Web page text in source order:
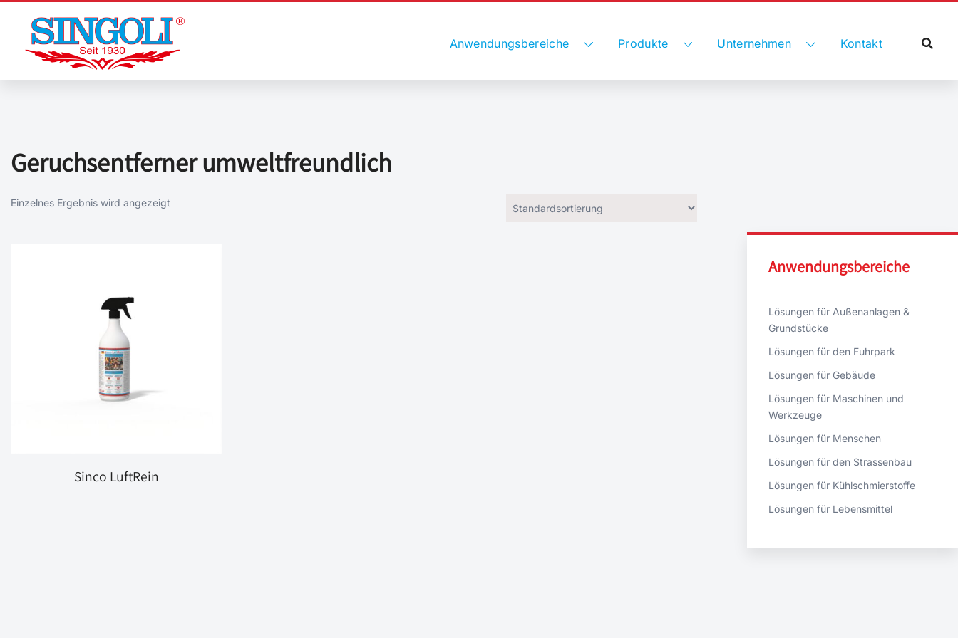
springen
Anwendungsbereiche Produkte Unternehmen Kontakt
Geruchsentferner umweltfreundlich
Einzelnes Ergebnis wird angezeigt
Sinco LuftRein
Anwendungsbereiche
Lösungen für Außenanlagen &
Grundstücke
Lösungen für den Fuhrpark
Lösungen für Gebäude
Lösungen für Maschinen und
Werkzeuge
Lösungen für Menschen
Lösungen für den Strassenbau
Lösungen für Kühlschmierstoffe
Lösungen für Lebensmittel